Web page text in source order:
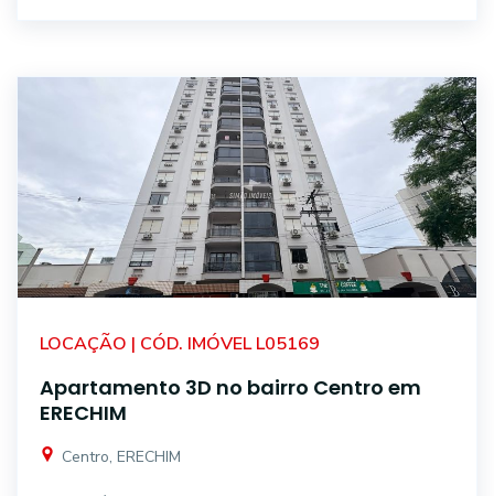
LOCAÇÃO | CÓD. IMÓVEL L05169
Apartamento 3D no bairro Centro em
ERECHIM
Centro, ERECHIM